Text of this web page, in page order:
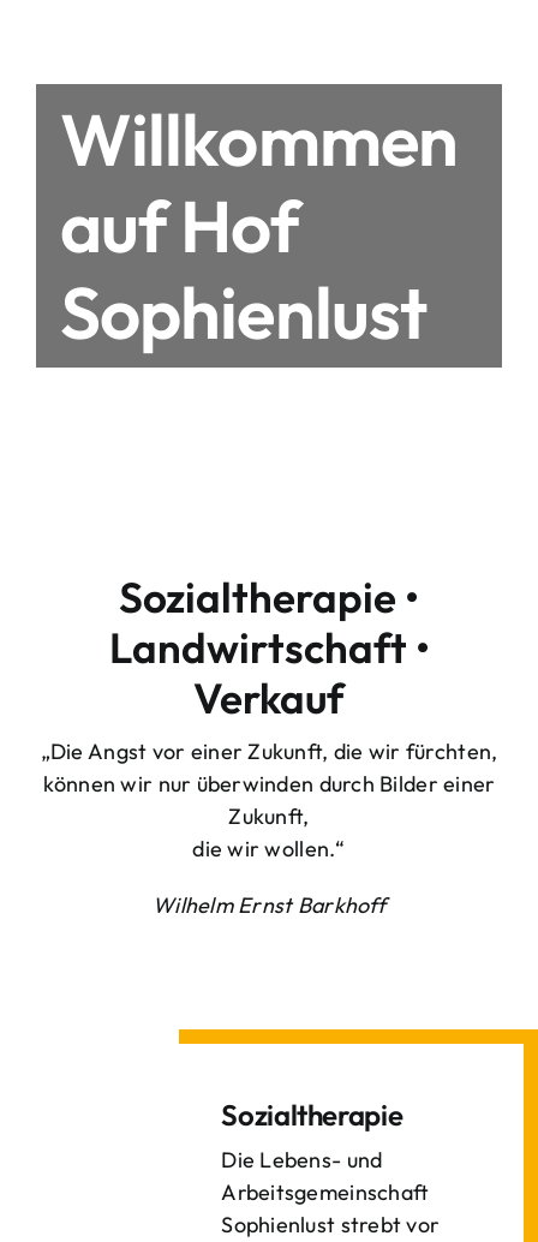
Willkommen
auf Hof
Sophienlust
Sozialtherapie •
Landwirtschaft •
Verkauf
„Die Angst vor einer Zukunft, die wir fürchten,
können wir nur überwinden durch Bilder einer
Zukunft,
die wir wollen.“
Wilhelm Ernst Barkhoff
Sozialtherapie
Die Lebens- und
Arbeitsgemeinschaft
Sophienlust strebt vor